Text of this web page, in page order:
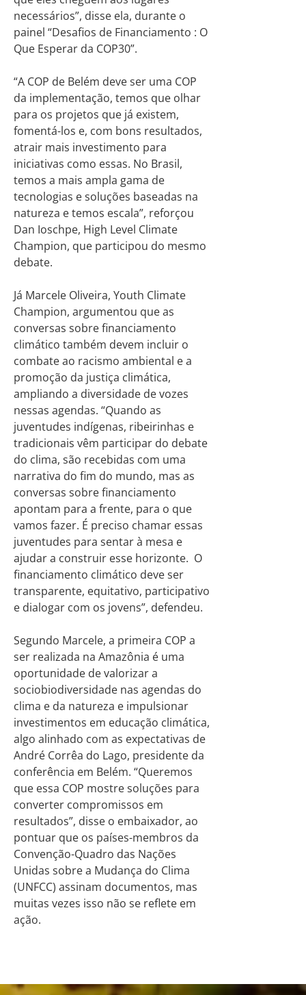
necessários”, disse ela, durante o
painel “Desafios de Financiamento : O
Que Esperar da COP30”.
“A COP de Belém deve ser uma COP
da implementação, temos que olhar
para os projetos que já existem,
fomentá-los e, com bons resultados,
atrair mais investimento para
iniciativas como essas. No Brasil,
temos a mais ampla gama de
tecnologias e soluções baseadas na
natureza e temos escala”, reforçou
Dan Ioschpe, High Level Climate
Champion, que participou do mesmo
debate.
Já Marcele Oliveira, Youth Climate
Champion, argumentou que as
conversas sobre financiamento
climático também devem incluir o
combate ao racismo ambiental e a
promoção da justiça climática,
ampliando a diversidade de vozes
nessas agendas. “Quando as
juventudes indígenas, ribeirinhas e
tradicionais vêm participar do debate
do clima, são recebidas com uma
narrativa do fim do mundo, mas as
conversas sobre financiamento
apontam para a frente, para o que
vamos fazer. É preciso chamar essas
juventudes para sentar à mesa e
ajudar a construir esse horizonte. O
financiamento climático deve ser
transparente, equitativo, participativo
e dialogar com os jovens”, defendeu.
Segundo Marcele, a primeira COP a
ser realizada na Amazônia é uma
oportunidade de valorizar a
sociobiodiversidade nas agendas do
clima e da natureza e impulsionar
investimentos em educação climática,
algo alinhado com as expectativas de
André Corrêa do Lago, presidente da
conferência em Belém. “Queremos
que essa COP mostre soluções para
converter compromissos em
resultados”, disse o embaixador, ao
pontuar que os países-membros da
Convenção-Quadro das Nações
Unidas sobre a Mudança do Clima
(UNFCC) assinam documentos, mas
muitas vezes isso não se reflete em
ação.